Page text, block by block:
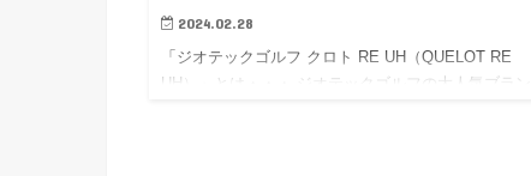
2024.02.28
「ジオテックゴルフ クロト RE UH（QUELOT RE
UH）」とは・・・ ジオテックゴルフの大人気ブラ